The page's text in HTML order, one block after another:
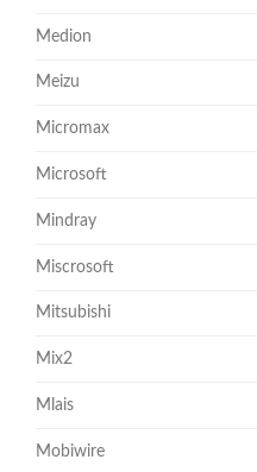
Medion
Meizu
Micromax
Microsoft
Mindray
Miscrosoft
Mitsubishi
Mix2
Mlais
Mobiwire